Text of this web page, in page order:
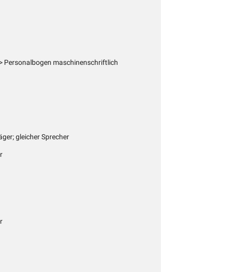
Personalbogen maschinenschriftlich
gleicher Sprecher